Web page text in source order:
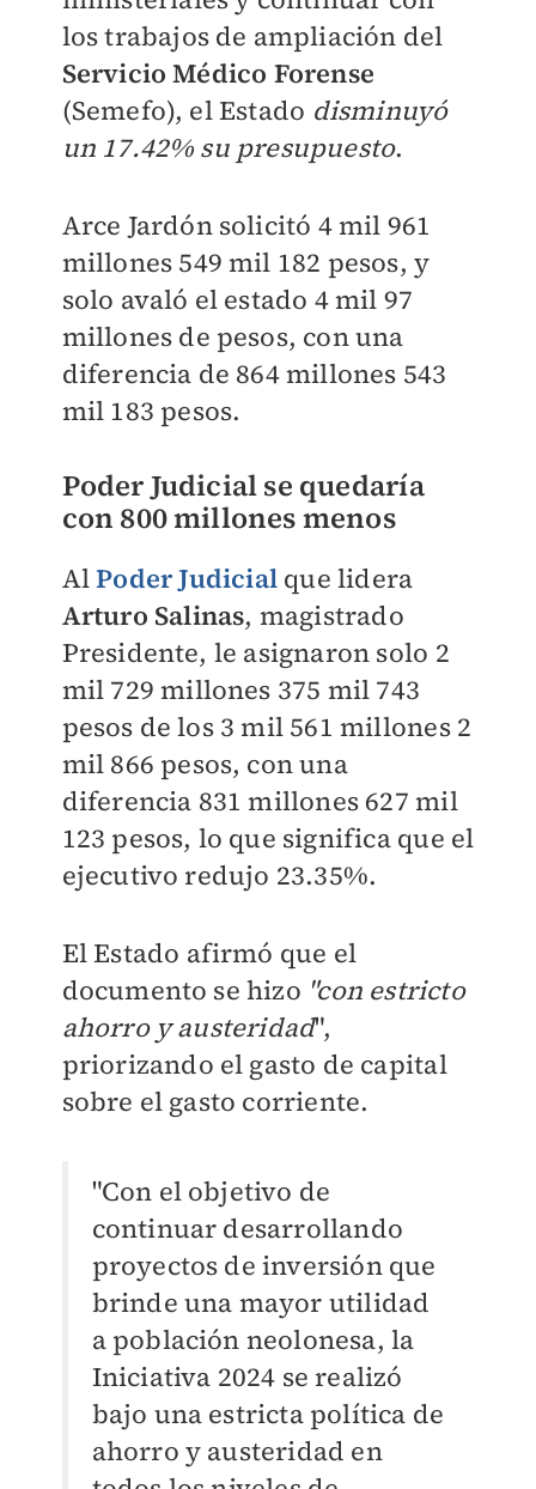
los trabajos de ampliación del
Servicio Médico Forense
(Semefo), el Estado disminuyó
un 17.42% su presupuesto.
Arce Jardón solicitó 4 mil 961
millones 549 mil 182 pesos, y
solo avaló el estado 4 mil 97
millones de pesos, con una
diferencia de 864 millones 543
mil 183 pesos.
Poder Judicial se quedaría
con 800 millones menos
AlPoder Judicialque lidera
Arturo Salinas, magistrado
Presidente, le asignaron solo 2
mil 729 millones 375 mil 743
pesos de los 3 mil 561 millones 2
mil 866 pesos, con una
diferencia 831 millones 627 mil
123 pesos, lo que significa que el
ejecutivo redujo 23.35%.
El Estado afirmó que el
documento se hizo "con estricto
ahorro y austeridad",
priorizando el gasto de capital
sobre el gasto corriente.
"Con el objetivo de
continuar desarrollando
proyectos de inversión que
brinde una mayor utilidad
a población neolonesa, la
Iniciativa 2024 se realizó
bajo una estricta política de
ahorro y austeridad en